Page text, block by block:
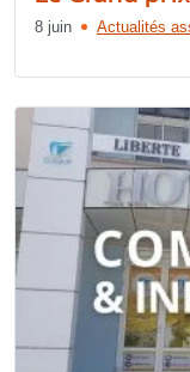
8 juin Actualités